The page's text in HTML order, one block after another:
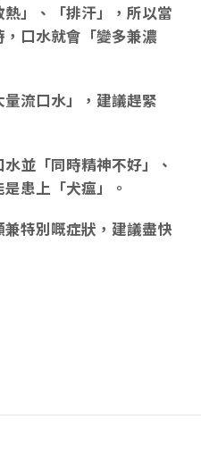
熱」、「排汗」，所以當
，口水就會「變多兼濃
流口水」，建議趕緊
並「同時精神不好」、
是患上「犬瘟」。
特別嘅症狀 ，建議盡快